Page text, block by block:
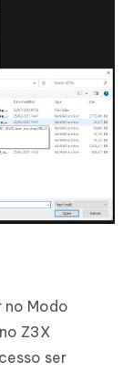
no Modo
Z3X
ser